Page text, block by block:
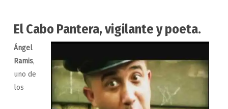
El Cabo Pantera, vigilante y poeta.
Ángel
Ramis,
uno de
los